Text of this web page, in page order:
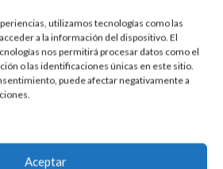
utilizamos tecnologías como las
a la información del dispositivo. El
nos permitirá procesar datos como el
o las identificaciones únicas en este sitio.
puede afectar negativamente a
Aceptar
13x18